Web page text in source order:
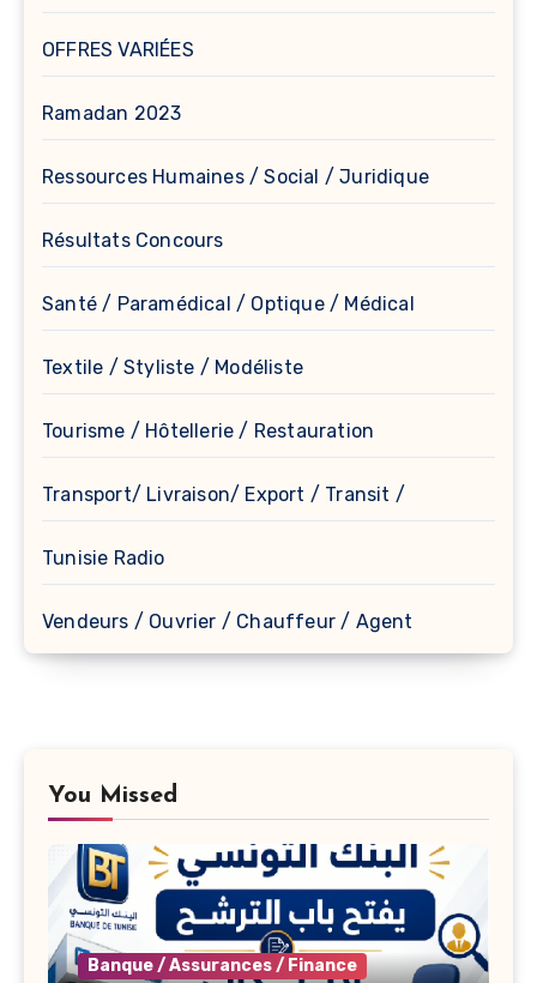
OFFRES VARIÉES
Ramadan 2023
Ressources Humaines / Social / Juridique
Résultats Concours
Santé / Paramédical / Optique / Médical
Textile / Styliste / Modéliste
Tourisme / Hôtellerie / Restauration
Transport/ Livraison/ Export / Transit /
Tunisie Radio
Vendeurs / Ouvrier / Chauffeur / Agent
You Missed
Banque / Assurances / Finance